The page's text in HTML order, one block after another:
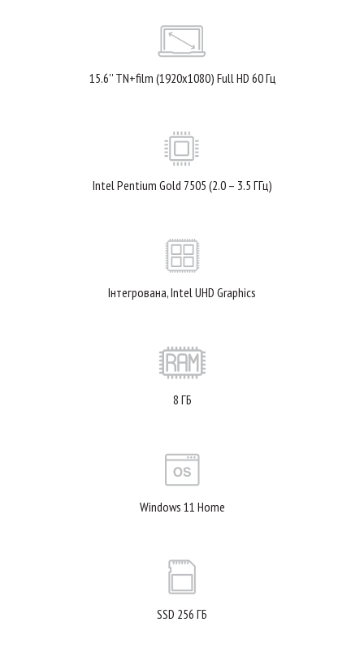
15.6'' TN+film (1920x1080) Full HD 60 Гц
Intel Pentium Gold 7505 (2.0 – 3.5 ГГц)
Інтегрована, Intel UHD Graphics
8 ГБ
Windows 11 Home
SSD 256 ГБ